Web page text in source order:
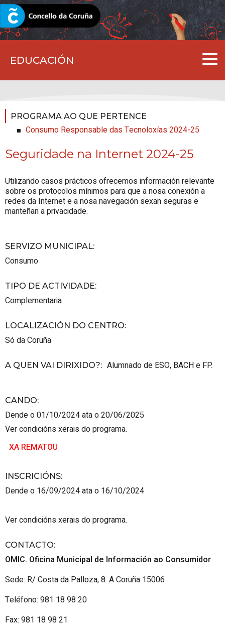
EDUCACIÓN
CORUNA.GAL
PROGRAMA AO QUE PERTENCE
Consumo Responsable das Tecnoloxías 2024-25
Seguridade na Internet 2024-25
Utilizando casos prácticos ofrecemos información relevante
sobre os protocolos mínimos para que a nosa conexión a
redes da Internet e a nosa navegación sexan seguras e
manteñan a privacidade.
SERVIZO MUNICIPAL:
Consumo
TIPO DE ACTIVIDADE:
Complementaria
LOCALIZACIÓN DO CENTRO:
Só da Coruña
A QUEN VAI DIRIXIDO?: Alumnado de ESO, BACH e FP.
CANDO:
Dende o 01/10/2024 ata o 20/06/2025
Ver condicións xerais do programa.
XA REMATOU
INSCRICIÓNS:
Dende o 16/09/2024 ata o 16/10/2024
Ver condicións xerais do programa.
CONTACTO:
OMIC. Oficina Municipal de Información ao Consumidor
Sede: R/ Costa da Palloza, 8. A Coruña 15006
Teléfono: 981 18 98 20
Fax: 981 18 98 21